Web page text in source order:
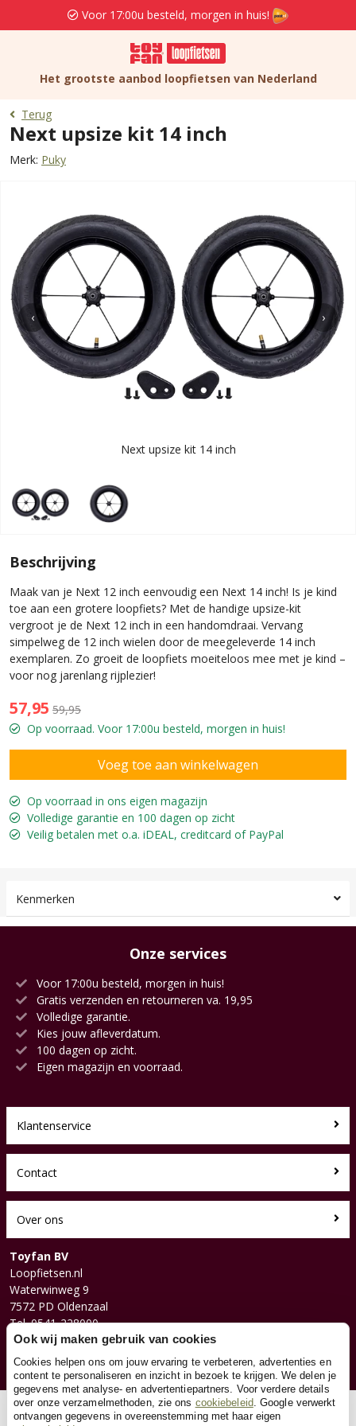
Voor 17:00u besteld, morgen in huis!
Het grootste aanbod loopfietsen van Nederland
Terug
Next upsize kit 14 inch
Merk: Puky
‹ ›
Next upsize kit 14 inch
Beschrijving
Maak van je Next 12 inch eenvoudig een Next 14 inch! Is je kind
toe aan een grotere loopfiets? Met de handige upsize-kit
vergroot je de Next 12 inch in een handomdraai. Vervang
simpelweg de 12 inch wielen door de meegeleverde 14 inch
exemplaren. Zo groeit de loopfiets moeiteloos mee met je kind –
voor nog jarenlang rijplezier!
57,95 59,95
Op voorraad. Voor 17:00u besteld, morgen in huis!
Op voorraad in ons eigen magazijn
Volledige garantie en 100 dagen op zicht
Veilig betalen met o.a. iDEAL, creditcard of PayPal
Kenmerken
Onze services
Voor 17:00u besteld, morgen in huis!
Gratis verzenden en retourneren va. 19,95
Volledige garantie.
Kies jouw afleverdatum.
100 dagen op zicht.
Eigen magazijn en voorraad.
Klantenservice
Contact
Over ons
Toyfan BV
Loopfietsen.nl
Waterwinweg 9
7572 PD Oldenzaal
Tel. 0541-228000
Facebook
Instagram
© 2026 Toyfan BV
Ook wij maken gebruik van cookies
Cookies helpen ons om jouw ervaring te verbeteren, advertenties en
content te personaliseren en inzicht in bezoek te krijgen. We delen je
gegevens met analyse- en advertentiepartners. Voor verdere details
over onze verzamelmethoden, zie ons cookiebeleid. Google verwerkt
ontvangen gegevens in overeenstemming met haar eigen